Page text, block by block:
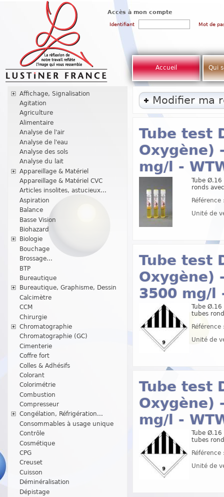
Accès à mon compte
Identifiant Mot de
Accueil Qui
Affichage, Signalisation
Agitation
Agriculture
Alimentaire
Analyse de l'air
Analyse de l'eau
Analyse des sols
Analyse du lait
Appareillage & Matériel
Appareillage & Matériel CVC
Articles insolites, astucieux...
Aspiration
Balance
Basse Vision
Biohazard
Biologie
Bouchage
Brossage...
BTP
Bureautique
Bureautique, Graphisme, Dessin
Calcimètre
CCM
Chirurgie
Chromatographie
Chromatographie (GC)
Cimenterie
Coffre fort
Colles & Adhésifs
Colorant
Colorimétrie
Combustion
Compresseur
Congélation, Réfrigération...
Consommables à usage unique
Contrôle
Cosmétique
CPG
Creuset
Cuisson
Déminéralisation
Dépistage
Modifier ma
Tube test
Oxygène)
mg/l -
Tube
ronds
Unité de
Tube test
Oxygène)
3500 mg/l
Tube
tubes
Unité de
Tube test
Oxygène)
mg/l -
Tube
tubes
Unité de